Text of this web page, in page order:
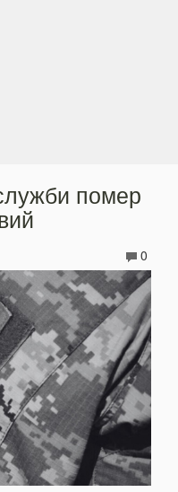
помер
0